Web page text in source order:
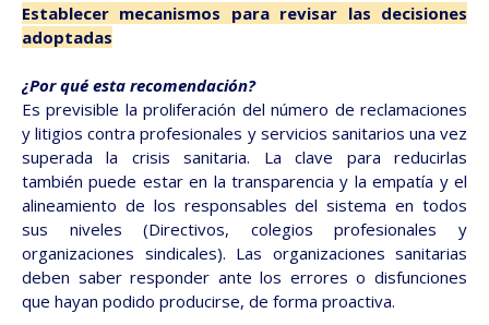
Establecer mecanismos para revisar las decisiones
adoptadas
¿Por qué esta recomendación?
Es previsible la proliferación del número de reclamaciones
y litigios contra profesionales y servicios sanitarios una vez
superada la crisis sanitaria. La clave para reducirlas
también puede estar en la transparencia y la empatía y el
alineamiento de los responsables del sistema en todos
sus niveles (Directivos, colegios profesionales y
organizaciones sindicales). Las organizaciones sanitarias
deben saber responder ante los errores o disfunciones
que hayan podido producirse, de forma proactiva.